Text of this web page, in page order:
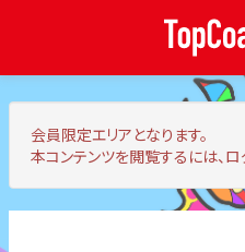
会員限定エリア となります。
本コンテンツを閲覧するには、ロ